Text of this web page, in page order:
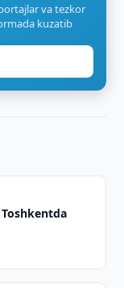
va tezkor
kuzatib